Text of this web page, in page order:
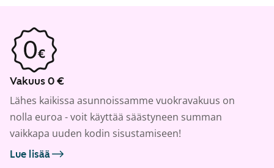
Vakuus 0 €
Lähes kaikissa asunnoissamme vuokravakuus on
nolla euroa - voit käyttää säästyneen summan
vaikkapa uuden kodin sisustamiseen!
Lue lisää